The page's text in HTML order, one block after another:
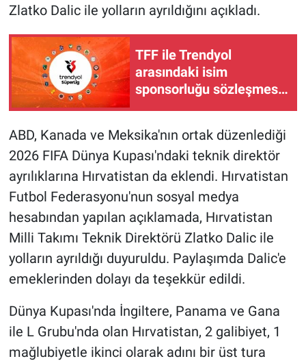
Zlatko Dalic ile yolların ayrıldığını açıkladı.
TFF ile Trendyol
arasındaki isim
sponsorluğu sözleşmesi
ABD, Kanada ve Meksika'nın ortak düzenlediği
2026 FIFA Dünya Kupası'ndaki teknik direktör
ayrılıklarına Hırvatistan da eklendi. Hırvatistan
Futbol Federasyonu'nun sosyal medya
hesabından yapılan açıklamada, Hırvatistan
Milli Takımı Teknik Direktörü Zlatko Dalic ile
yolların ayrıldığı duyuruldu. Paylaşımda Dalic'e
emeklerinden dolayı da teşekkür edildi.
Dünya Kupası'nda İngiltere, Panama ve Gana
ile L Grubu'nda olan Hırvatistan, 2 galibiyet, 1
mağlubiyetle ikinci olarak adını bir üst tura